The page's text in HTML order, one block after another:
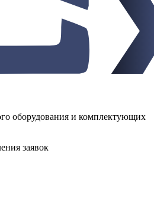
оборудования и комплектующих
заявок